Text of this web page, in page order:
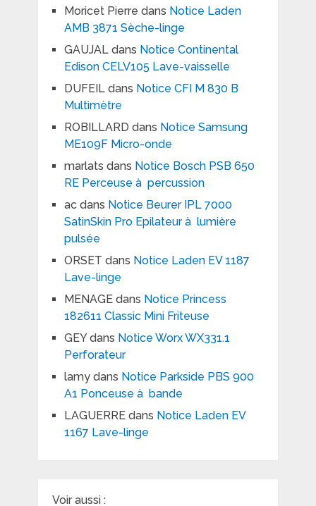
Moricet Pierre dans Notice Laden
AMB 3871 Sèche-linge
GAUJALdans Notice Continental
Edison CELV105 Lave-vaisselle
DUFEILdans Notice CFI M 830 B
Multimètre
ROBILLARD dans Notice Samsung
ME109F Micro-onde
marlats dans Notice Bosch PSB 650
RE Perceuse à percussion
acdans Notice Beurer IPL 7000
SatinSkin Pro Epilateur à lumière
pulsée
ORSET dans Notice Laden EV 1187
Lave-linge
MENAGEdans Notice Princess
182611 Classic Mini Friteuse
GEYdans Notice Worx WX331.1
Perforateur
lamydans Notice Parkside PBS 900
A1 Ponceuse à bande
LAGUERREdans Notice Laden EV
1167 Lave-linge
Voir aussi :